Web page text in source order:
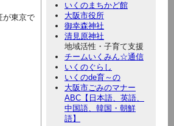
いくのまちかど館
大阪市役所
御幸森神社
清見原神社
地域活性・子育て支援
チームいくみん☆通信
いくのぐらし
いくのde育～の
大阪市ごみのマナー
ABC【日本語、英語、
中国語、韓国・朝鮮
語】
が東京で